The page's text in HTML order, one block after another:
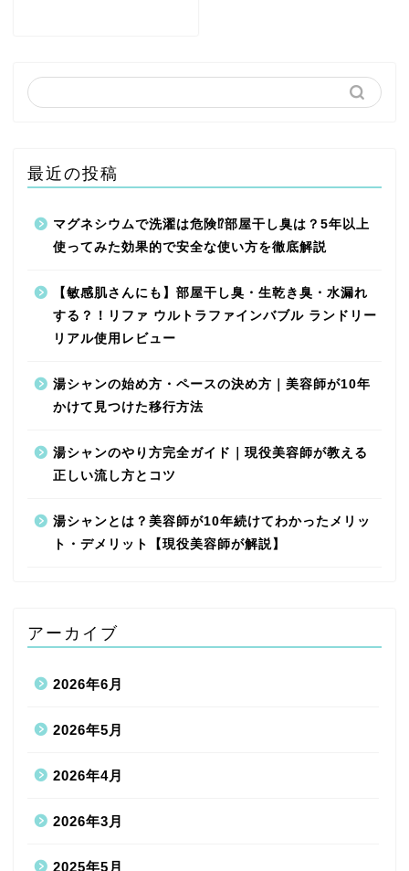
最近の投稿
マグネシウムで洗濯は危険⁉︎部屋干し臭は？5年以上
使ってみた効果的で安全な使い方を徹底解説
【敏感肌さんにも】部屋干し臭・生乾き臭・水漏れ
する？！リファ ウルトラファインバブル ランドリー
リアル使用レビュー
湯シャンの始め方・ペースの決め方｜美容師が10年
かけて見つけた移行方法
湯シャンのやり方完全ガイド｜現役美容師が教える
正しい流し方とコツ
湯シャンとは？美容師が10年続けてわかったメリッ
ト・デメリット【現役美容師が解説】
アーカイブ
2026年6月
2026年5月
2026年4月
2026年3月
2025年5月